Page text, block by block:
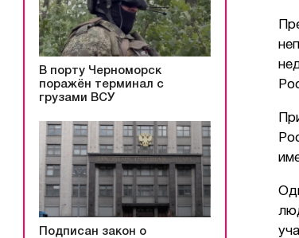
В порту Черноморск
поражён терминал с
грузами ВСУ
Подписан закон о